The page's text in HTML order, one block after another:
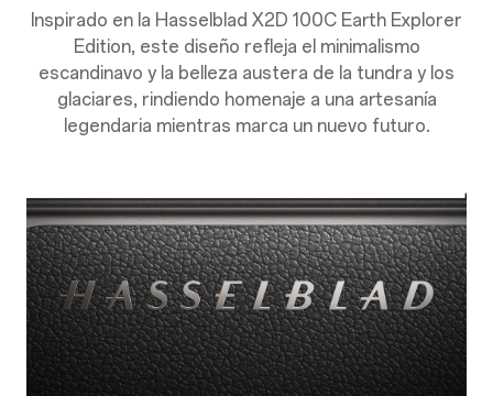
Inspirado en la Hasselblad X2D 100C Earth Explorer
Edition, este diseño refleja el minimalismo
escandinavo y la belleza austera de la tundra y los
glaciares, rindiendo homenaje a una artesanía
legendaria mientras marca un nuevo futuro.